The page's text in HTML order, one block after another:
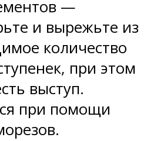
—
и вырежьте из
количество
при этом
выступ.
при помощи